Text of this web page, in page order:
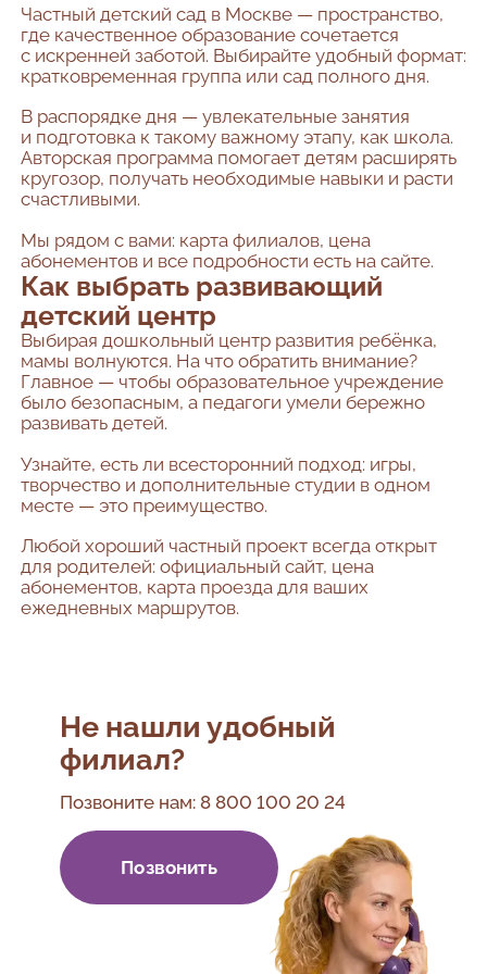
Частный детский сад в Москве — пространство,
где качественное образование сочетается
с искренней заботой. Выбирайте удобный формат:
кратковременная группа или сад полного дня.
В распорядке дня — увлекательные занятия
и подготовка к такому важному этапу, как школа.
Авторская программа помогает детям расширять
кругозор, получать необходимые навыки и расти
счастливыми.
Мы рядом с вами: карта филиалов, цена
абонементов и все подробности есть на сайте.
Как выбрать развивающий
детский центр
Выбирая дошкольный центр развития ребёнка,
мамы волнуются. На что обратить внимание?
Главное — чтобы образовательное учреждение
было безопасным, а педагоги умели бережно
развивать детей.
Узнайте, есть ли всесторонний подход: игры,
творчество и дополнительные студии в одном
месте — это преимущество.
Любой хороший частный проект всегда открыт
для родителей: официальный сайт, цена
абонементов, карта проезда для ваших
ежедневных маршрутов.
Не нашли удобный
филиал?
Позвоните нам: 8 800 100 20 24
Позвонить